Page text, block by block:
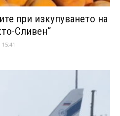
при изкупуването на
Сливен“